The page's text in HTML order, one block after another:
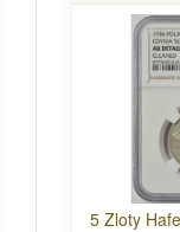
5 Zloty